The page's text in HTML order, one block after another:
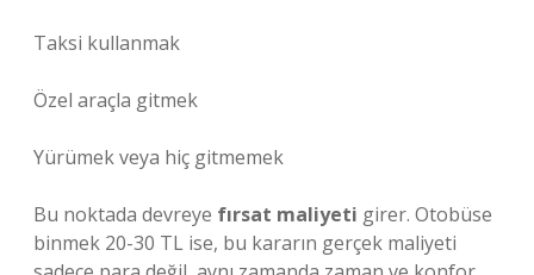
Taksi kullanmak
Özel araçla gitmek
Yürümek veya hiç gitmemek
Bu noktada devreye fırsat maliyeti girer. Otobüse
binmek 20-30 TL ise, bu kararın gerçek maliyeti